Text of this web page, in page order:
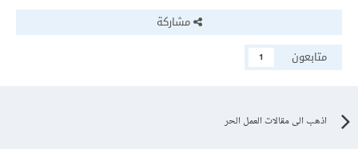
مشاركة
متابعون
1
اذهب الى مقالات العمل الحر